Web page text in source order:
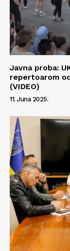
Javna proba:
repertoarom
(VIDEO)
11. Juna 2025.